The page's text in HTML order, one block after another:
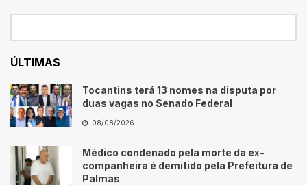
ÚLTIMAS
Tocantins terá 13 nomes na disputa por
duas vagas no Senado Federal
08/08/2026
Médico condenado pela morte da ex-
companheira é demitido pela Prefeitura de
Palmas